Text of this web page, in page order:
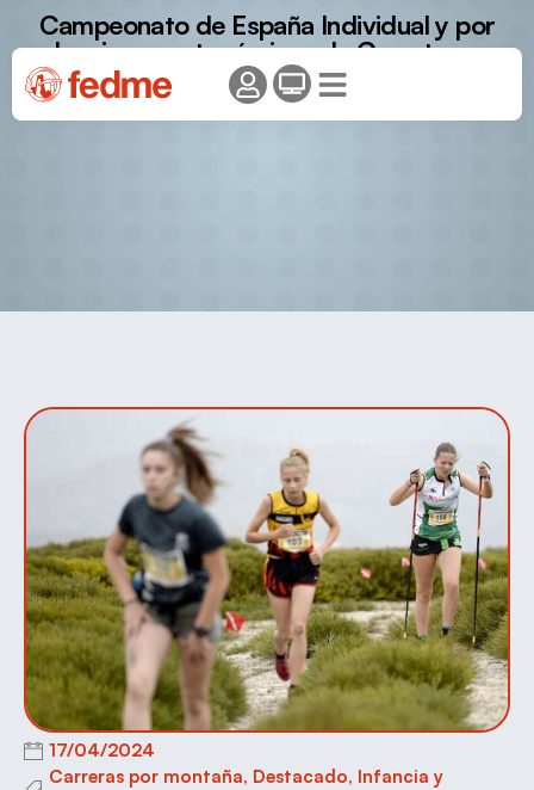
Campeonato de España Individual y por
selecciones autonómicas de Carretas por
Montaña en Edad Escolar
17/04/2024
Carreras por montaña, Destacado, Infancia y